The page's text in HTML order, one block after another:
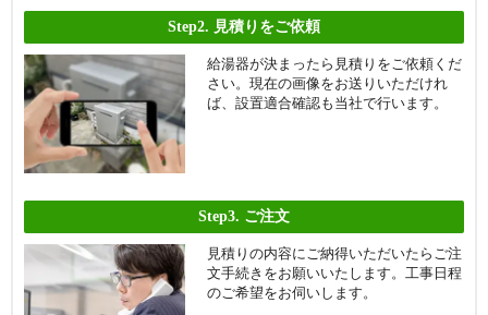
Step2. 見積りをご依頼
給湯器が決まったら見積りをご依頼くだ
さい。現在の画像をお送りいただけれ
ば、設置適合確認も当社で行います。
Step3. ご注文
見積りの内容にご納得いただいたらご注
文手続きをお願いいたします。工事日程
のご希望をお伺いします。